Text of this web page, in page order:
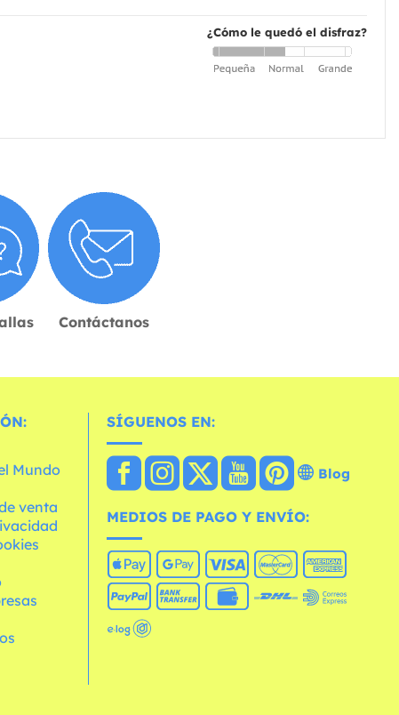
¿Cómo le quedó el disfraz?
Contáctanos
Mundo
venta
SÍGUENOS EN:
Blog
MEDIOS DE PAGO Y ENVÍO: